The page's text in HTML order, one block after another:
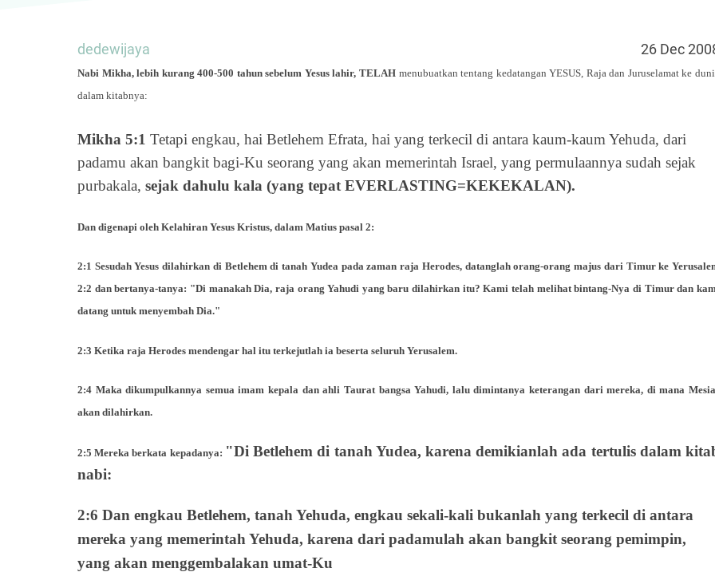
dedewijaya 26 Dec
Nabi Mikha, lebih kurang 400-500 tahun sebelum Yesus lahir, TELAH menubuatkan tentang kedatangan YESUS, Raja dan Juruselamat ke
dalam kitabnya:
Mikha 5:1 Tetapi engkau, hai Betlehem Efrata, hai yang terkecil di antara kaum-kaum Yehuda, dari
padamu akan bangkit bagi-Ku seorang yang akan memerintah Israel, yang permulaannya sudah sejak
purbakala, sejak dahulu kala (yang tepat EVERLASTING=KEKEKALAN).
Dan digenapi oleh Kelahiran Yesus Kristus, dalam Matius pasal 2:
2:1 Sesudah Yesus dilahirkan di Betlehem di tanah Yudea pada zaman raja Herodes, datanglah orang-orang majus dari Timur ke
2:2 dan bertanya-tanya: "Di manakah Dia, raja orang Yahudi yang baru dilahirkan itu? Kami telah melihat bintang-Nya di Timur dan
datang untuk menyembah Dia."
2:3 Ketika raja Herodes mendengar hal itu terkejutlah ia beserta seluruh Yerusalem.
2:4 Maka dikumpulkannya semua imam kepala dan ahli Taurat bangsa Yahudi, lalu dimintanya keterangan dari mereka, di mana
akan dilahirkan.
2:5 Mereka berkata kepadanya: "Di Betlehem di tanah Yudea, karena demikianlah ada tertulis dalam
nabi:
2:6 Dan engkau Betlehem, tanah Yehuda, engkau sekali-kali bukanlah yang terkecil di antara
mereka yang memerintah Yehuda, karena dari padamulah akan bangkit seorang pemimpin,
yang akan menggembalakan umat-Ku